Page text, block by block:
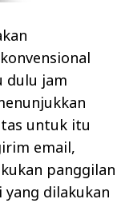
dulu jam
untuk itu
email,
panggilan
dilakukan